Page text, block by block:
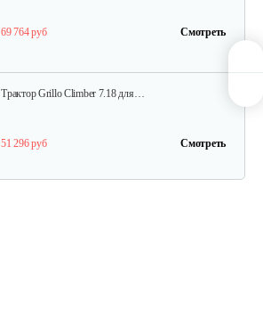
69 764 руб Смотреть
Трактор Grillo Climber 7.18 для…
51 296 руб Смотреть